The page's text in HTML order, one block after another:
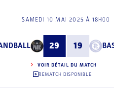
SAMEDI 10 MAI 2025 À 18H00
29 19
VOIR DÉTAIL DU MATCH
REMATCH DISPONIBLE